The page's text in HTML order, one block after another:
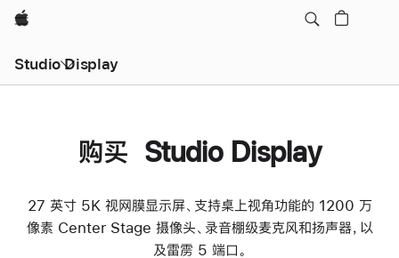
Apple
Studio Display
购买 Studio Display
27 英寸 5K 视网膜显示屏、支持桌上视角功能的 1200 万
像素 Center Stage 摄像头、录音棚级麦克风和扬声器，以
及雷雳 5 端口。